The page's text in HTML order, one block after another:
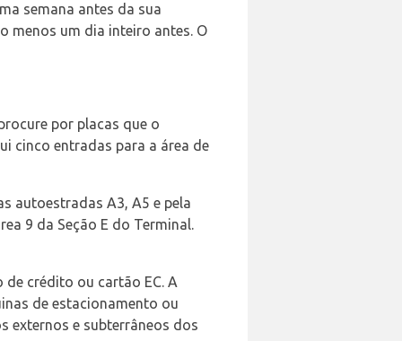
semana antes da sua
menos um dia inteiro antes. O
por placas que o
cinco entradas para a área de
autoestradas A3, A5 e pela
9 da Seção E do Terminal.
crédito ou cartão EC. A
de estacionamento ou
externos e subterrâneos dos